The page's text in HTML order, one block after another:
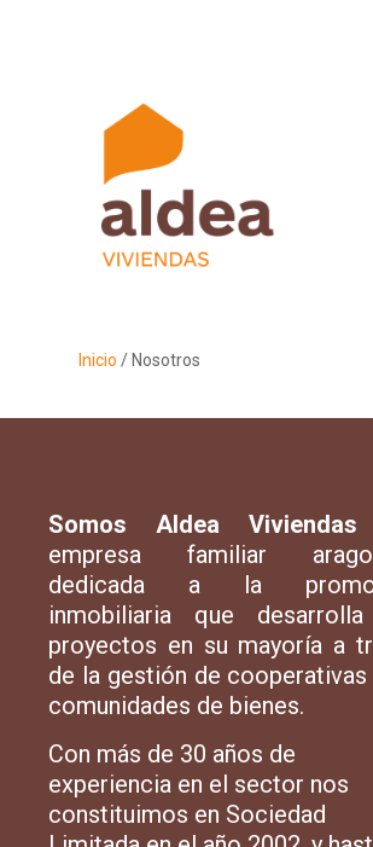
Inicio / Nosotros
Somos Aldea Viviendas
empresa familiar
dedicada a la
inmobiliaria que
proyectos en su mayoría a
de la gestión de cooperativas
comunidades de bienes.
Con más de 30 años de
experiencia en el sector nos
constituimos en Sociedad